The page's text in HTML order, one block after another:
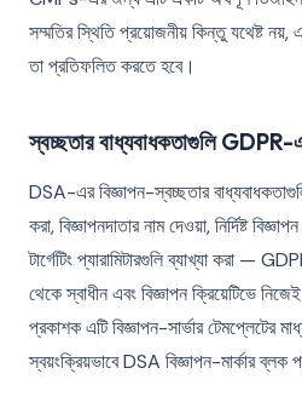
সম্মতির স্থিতি প্রয়োজনীয় কিন্তু যথেষ্ট
তা প্রতিফলিত করতে হবে।
স্বচ্ছতার বাধ্যবাধকতাগুলি
DSA-এর বিজ্ঞাপন-স্বচ্ছতার
করা, বিজ্ঞাপনদাতার নাম দেওয়া, নির্দিষ্ট
টার্গেটিং প্যারামিটারগুলি ব্যাখ্যা করা —
থেকে স্বাধীন এবং বিজ্ঞাপন ক্রিয়েটিভে
প্রকাশক এটি বিজ্ঞাপন-সার্ভার টেমপ্লেটের
স্বয়ংক্রিয়ভাবে DSA বিজ্ঞাপন-মার্কার ব্লক